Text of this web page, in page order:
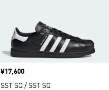
価格
¥17,600
SST SQ / SST SQ